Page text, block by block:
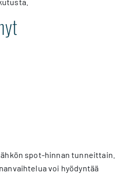
spot-hinnan tunneittain.
voi hyödyntää